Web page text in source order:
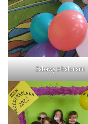
Zabawy z balonami